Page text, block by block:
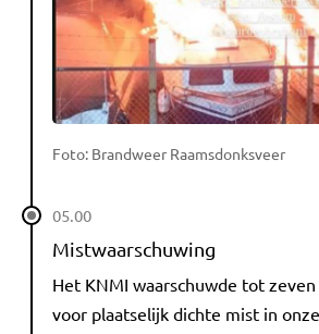
Foto: Brandweer Raamsdonksveer
05.00
Mistwaarschuwing
Het KNMI waarschuwde tot
voor plaatselijk dichte mist in